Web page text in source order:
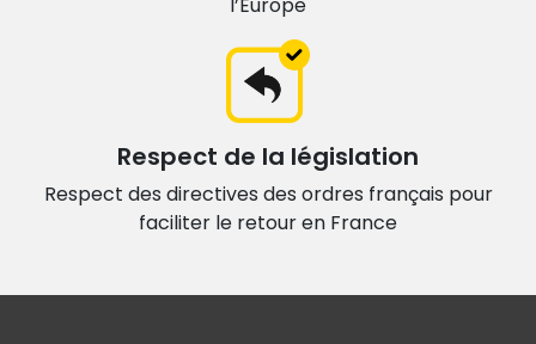
Respect de la législation
Respect des directives des ordres français pour
faciliter le retour en France